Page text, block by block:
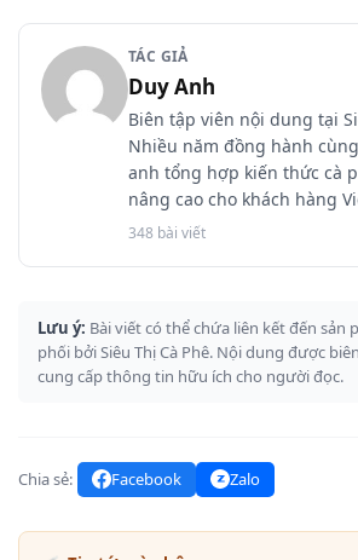
TÁC GIẢ
Duy Anh
Biên tập viên nội dung tại
Nhiều năm đồng hành
anh tổng hợp kiến thức cà
nâng cao cho khách hàng
348 bài viết
Lưu ý: Bài viết có thể chứa liên kết đến sản
phối bởi Siêu Thị Cà Phê. Nội dung được
cung cấp thông tin hữu ích cho người đọc.
Chia sẻ: Facebook Zalo